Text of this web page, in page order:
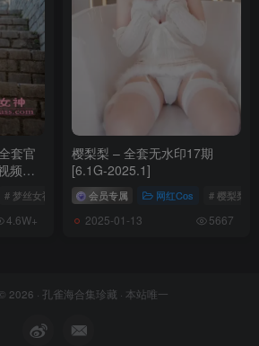
套官
频）
# 梦丝女神 # MSLASS梦丝女神 # 玥玥
4.6W+
樱梨梨 – 全套无水印17期
[6.1G-2025.1]
会员专属 网红Cos # 樱梨梨
2025-01-13 5667
2026 · 孔雀海合集珍藏 · 本站唯一